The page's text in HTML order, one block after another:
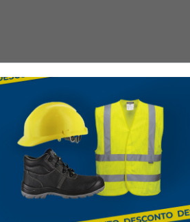
Armazém
Possibilidade de
encomenda